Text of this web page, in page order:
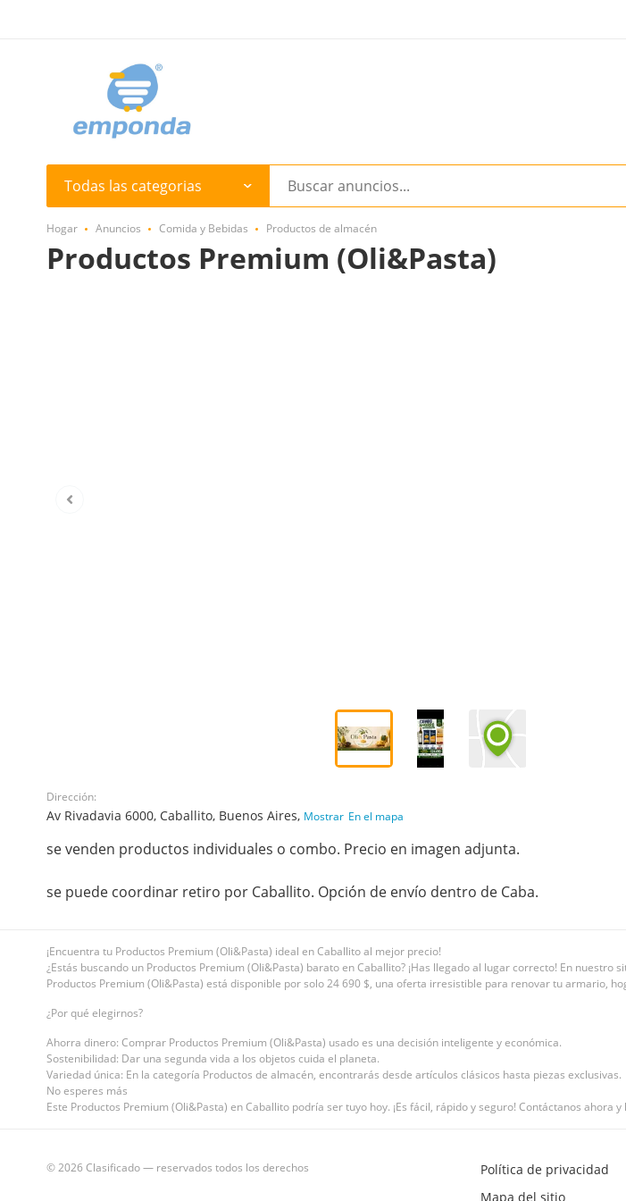
Todas las categorias
Hogar Anuncios Comida y Bebidas Productos de almacén
Productos Premium (Oli&Pasta)
Dirección:
Av Rivadavia 6000, Caballito, Buenos Aires, Mostrar En el mapa
se venden productos individuales o combo. Precio en imagen adjunta.
se puede coordinar retiro por Caballito. Opción de envío dentro de Caba.
¡Encuentra tu Productos Premium (Oli&Pasta) ideal en Caballito al mejor precio!
¿Estás buscando un Productos Premium (Oli&Pasta) barato en Caballito? ¡Has llegado al lugar correcto! En
Productos Premium (Oli&Pasta) está disponible por solo 24 690 $, una oferta irresistible para renovar tu armario,
¿Por qué elegirnos?
Ahorra dinero: Comprar Productos Premium (Oli&Pasta) usado es una decisión inteligente y económica.
Sostenibilidad: Dar una segunda vida a los objetos cuida el planeta.
Variedad única: En la categoría Productos de almacén, encontrarás desde artículos clásicos hasta piezas exclusivas.
No esperes más
Este Productos Premium (Oli&Pasta) en Caballito podría ser tuyo hoy. ¡Es fácil, rápido y seguro! Contáctanos
© 2026 Clasificado — reservados todos los derechos
Política de privacidad
Mapa del sitio